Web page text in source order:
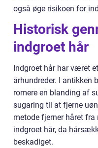
også øge risikoen for
Historisk
indgroet hår
Indgroet hår har været
århundreder. I antikken
romere en blanding af
sugaring til at fjerne
metode fjerner håret
indgroet hår, da
beskadiget.